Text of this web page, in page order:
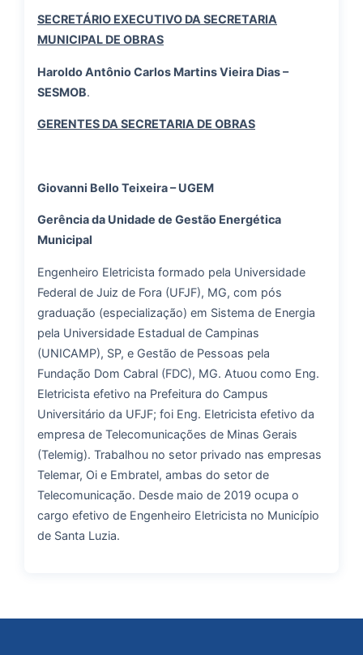
SECRETÁRIO EXECUTIVO DA SECRETARIA
MUNICIPAL DE OBRAS
Haroldo Antônio Carlos Martins Vieira Dias –
SESMOB.
GERENTES DA SECRETARIA DE OBRAS
Giovanni Bello Teixeira – UGEM
Gerência da Unidade de Gestão Energética
Municipal
Engenheiro Eletricista formado pela Universidade
Federal de Juiz de Fora (UFJF), MG, com pós
graduação (especialização) em Sistema de Energia
pela Universidade Estadual de Campinas
(UNICAMP), SP, e Gestão de Pessoas pela
Fundação Dom Cabral (FDC), MG. Atuou como Eng.
Eletricista efetivo na Prefeitura do Campus
Universitário da UFJF; foi Eng. Eletricista efetivo da
empresa de Telecomunicações de Minas Gerais
(Telemig). Trabalhou no setor privado nas empresas
Telemar, Oi e Embratel, ambas do setor de
Telecomunicação. Desde maio de 2019 ocupa o
cargo efetivo de Engenheiro Eletricista no Município
de Santa Luzia.